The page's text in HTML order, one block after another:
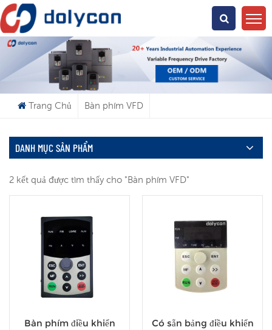
Bạn Đang Tìm Kiếm Cái Gì?
Trang Chủ Bàn phím VFD
DANH MỤC SẢN PHẨM
2 kết quả được tìm thấy cho "Bàn phím VFD"
Bàn phím điều khiển
Có sẵn bảng điều khiển